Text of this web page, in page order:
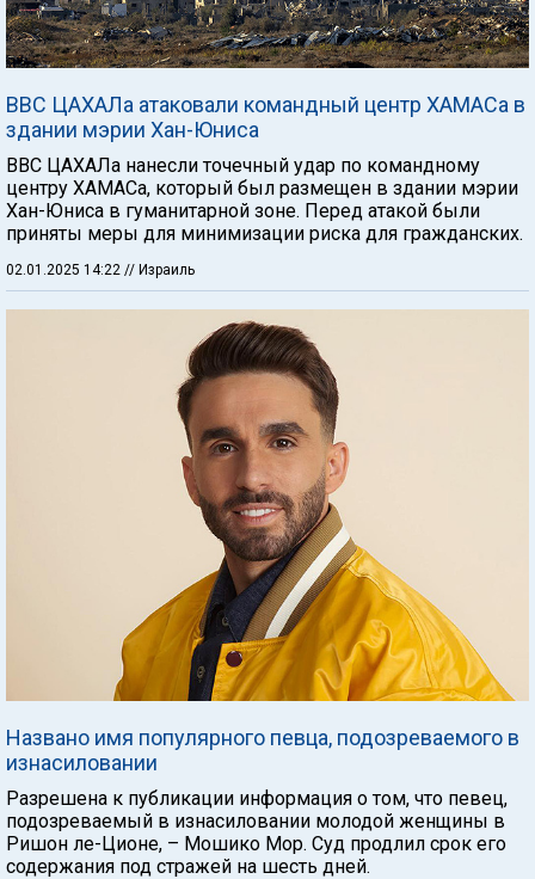
ВВС ЦАХАЛа атаковали командный центр ХАМАСа в
здании мэрии Хан-Юниса
ВВС ЦАХАЛа нанесли точечный удар по командному
центру ХАМАСа, который был размещен в здании мэрии
Хан-Юниса в гуманитарной зоне. Перед атакой были
приняты меры для минимизации риска для гражданских.
02.01.2025 14:22 // Израиль
Названо имя популярного певца, подозреваемого в
изнасиловании
Разрешена к публикации информация о том, что певец,
подозреваемый в изнасиловании молодой женщины в
Ришон ле-Ционе, – Мошико Мор. Суд продлил срок его
содержания под стражей на шесть дней.